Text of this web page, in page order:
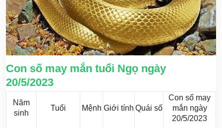
Con số may mắn tuổi Ngọ ngày
20/5/2023
Năm
sinh
Tuổi Mệnh Giới tính Quái số
Con số may
mắn ngày
20/5/2023